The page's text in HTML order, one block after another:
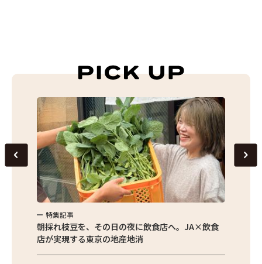
特集記事
朝採れ枝豆を、その日の夜に飲食店へ。JA×飲食
店が実現する東京の地産地消